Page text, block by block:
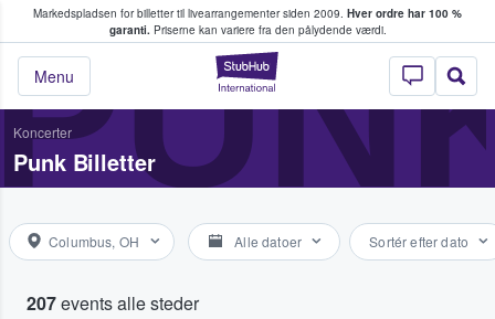
Markedspladsen for billetter til livearrangementer siden 2009. Hver ordre har 100 %
garanti.Priserne kan variere fra den pålydende værdi.
StubHub - Hvor
Menu
køber og sælger billetter
Koncerter
Punk Billetter
Columbus, OH Alle datoer Sortér efter dato
207events alle steder